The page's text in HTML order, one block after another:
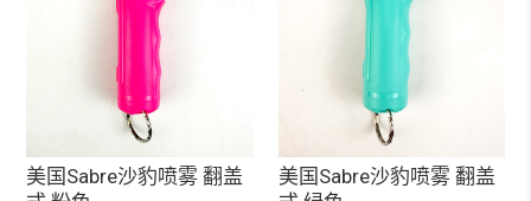
美国Sabre沙豹喷雾 翻盖
美国Sabre沙豹喷雾 翻盖